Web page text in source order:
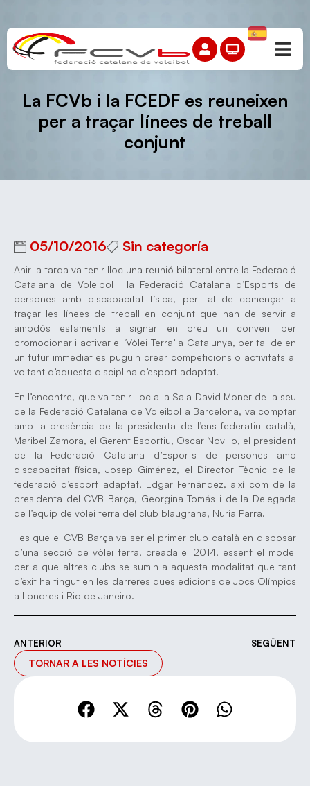
La FCVb i la FCEDF es reuneixen
per a traçar línees de treball
conjunt
05/10/2016 Sin categoría
Ahir la tarda va tenir lloc una reunió bilateral entre la Federació
Catalana de Voleibol i la Federació Catalana d’Esports de
persones amb discapacitat física, per tal de començar a
traçar les línees de treball en conjunt que han de servir a
ambdós estaments a signar en breu un conveni per
promocionar i activar el ‘Vòlei Terra’ a Catalunya, per tal de en
un futur immediat es puguin crear competicions o activitats al
voltant d’aquesta disciplina d’esport adaptat.
En l’encontre, que va tenir lloc a la Sala David Moner de la seu
de la Federació Catalana de Voleibol a Barcelona, va comptar
amb la presència de la presidenta de l’ens federatiu català,
Maribel Zamora, el Gerent Esportiu, Oscar Novillo, el president
de la Federació Catalana d’Esports de persones amb
discapacitat física, Josep Giménez, el Director Tècnic de la
federació d’esport adaptat, Edgar Fernández, així com de la
presidenta del CVB Barça, Georgina Tomás i de la Delegada
de l’equip de vòlei terra del club blaugrana, Nuria Parra.
I es que el CVB Barça va ser el primer club català en disposar
d’una secció de vòlei terra, creada el 2014, essent el model
per a que altres clubs se sumin a aquesta modalitat que tant
d’èxit ha tingut en les darreres dues edicions de Jocs Olímpics
a Londres i Rio de Janeiro.
ANTERIOR SEGÜENT
TORNAR A LES NOTÍCIES